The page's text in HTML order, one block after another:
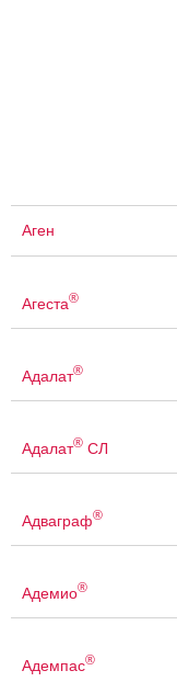
Аген
Агеста®
Адалат®
Адалат® СЛ
Адваграф®
Адемио®
Адемпас®